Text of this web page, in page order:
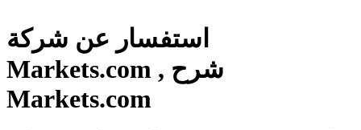
استفسار عن شركة
Markets.com , شرح
Markets.com